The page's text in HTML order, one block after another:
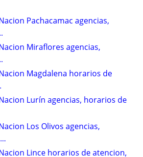
Pachacamac agencias,
Miraflores agencias,
Magdalena horarios de
Lurín agencias, horarios de
Los Olivos agencias,
Lince horarios de atencion,